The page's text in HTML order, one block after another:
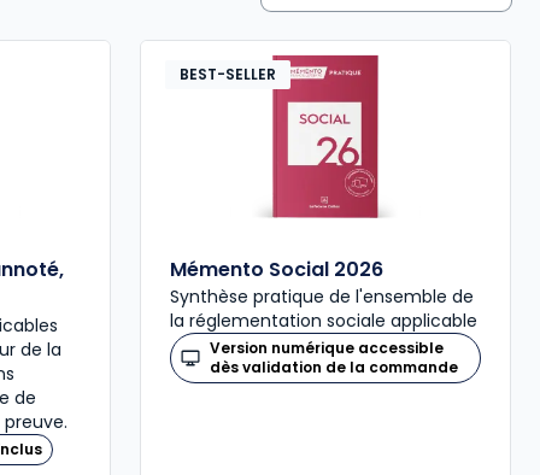
du travail, Mutuelle…).
de la
de
BEST-SELLER
Mémento Social 2026
Synthèse pratique de l'ensemble de
la réglementation sociale applicable
Version numérique accessible
dès validation de la commande